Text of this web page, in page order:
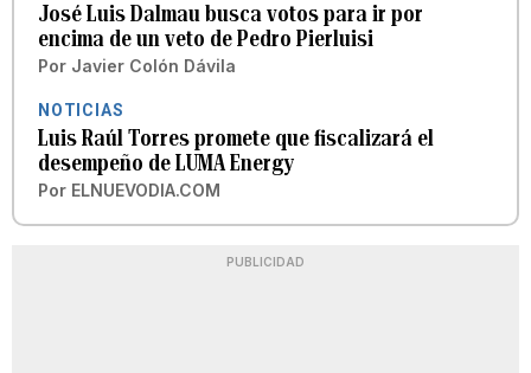
José Luis Dalmau busca votos para ir por
encima de un veto de Pedro Pierluisi
Por Javier Colón Dávila
NOTICIAS
Luis Raúl Torres promete que fiscalizará el
desempeño de LUMA Energy
Por ELNUEVODIA.COM
PUBLICIDAD